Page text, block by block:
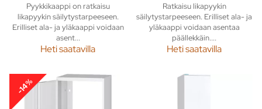
Pyykkikaappi on ratkaisu
likapyykin säilytystarpeeseen.
Erilliset ala- ja yläkaappi voidaan
asent...
Heti saatavilla
Ratkaisu likapyykin
säilytystarpeeseen. Erilliset ala- ja
yläkaappi voidaan asentaa
päällekkäin....
Heti saatavilla
-14%